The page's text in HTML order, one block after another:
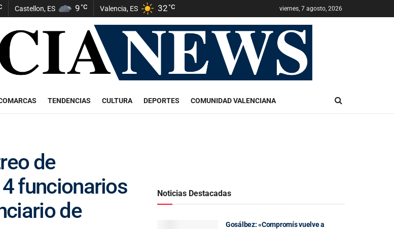
Castellon, ES 9°C Valencia, ES 32°C viernes, 7 agosto, 2026
TENDENCIAS CULTURA DEPORTES COMUNIDAD VALENCIANA
de
funcionarios
de
Noticias Destacadas
Gosálbez: «Compromís vuelve a